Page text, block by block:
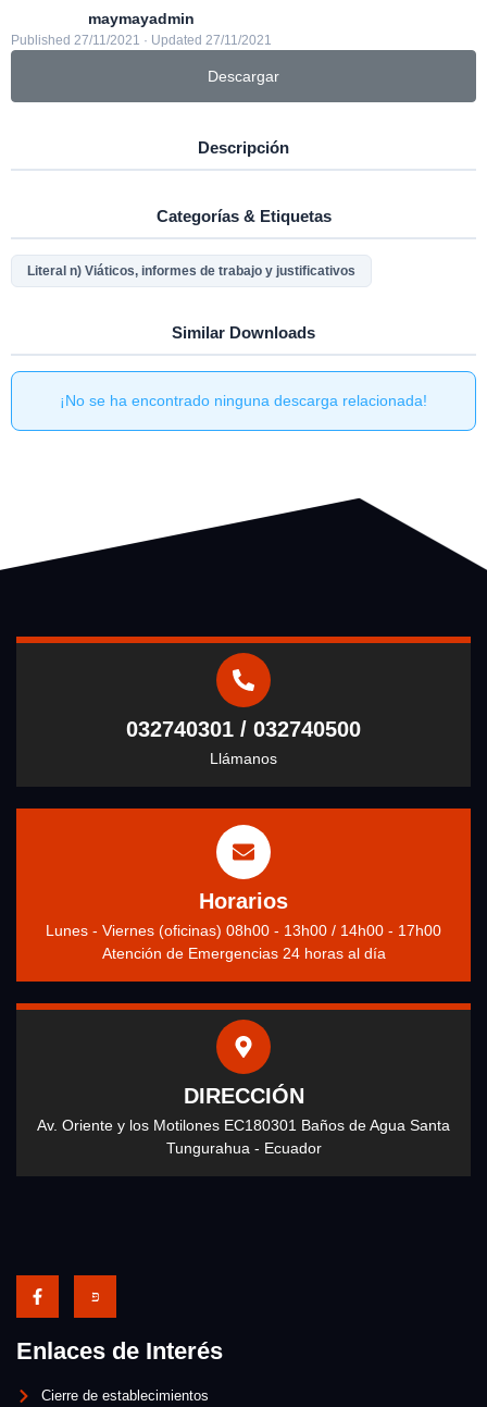
maymayadmin
Published 27/11/2021 · Updated 27/11/2021
Descargar
Descripción
Categorías & Etiquetas
Literal n) Viáticos, informes de trabajo y justificativos
Similar Downloads
¡No se ha encontrado ninguna descarga relacionada!
032740301 / 032740500
Llámanos
Horarios
Lunes - Viernes (oficinas) 08h00 - 13h00 / 14h00 - 17h00
Atención de Emergencias 24 horas al día
DIRECCIÓN
Av. Oriente y los Motilones EC180301 Baños de Agua Santa
Tungurahua - Ecuador
Enlaces de Interés
Cierre de establecimientos